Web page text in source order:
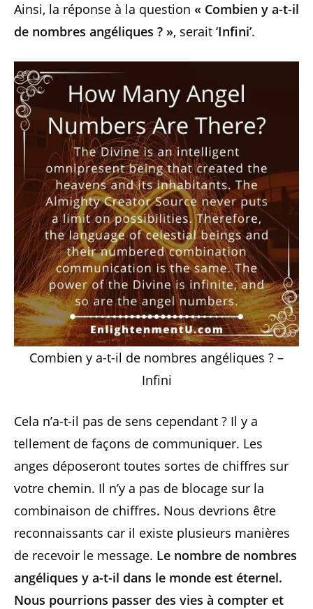
Ainsi, la réponse à la question « Combien y a-t-il
de nombres angéliques ? », serait ‘Infini’.
Combien y a-t-il de nombres angéliques ? –
Infini
Cela n’a-t-il pas de sens cependant ? Il y a
tellement de façons de communiquer. Les
anges déposeront toutes sortes de chiffres sur
votre chemin. Il n’y a pas de blocage sur la
combinaison de chiffres. Nous devrions être
reconnaissants car il existe plusieurs manières
de recevoir le message. Le nombre de nombres
angéliques y a-t-il dans le monde est éternel.
Nous pourrions passer des vies à compter et